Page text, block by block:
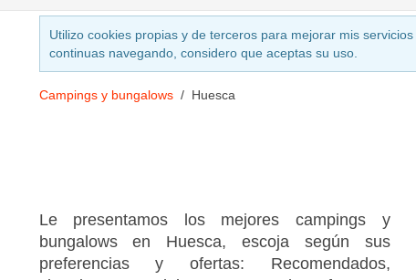
Utilizo cookies propias y de terceros para mejorar mis
continuas navegando, considero que aceptas su uso.
Campings y bungalows Huesca
Le presentamos los mejores campings y
bungalows en Huesca, escoja según sus
preferencias y ofertas: Recomendados,